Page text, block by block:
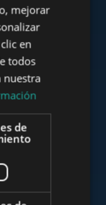
HUNGARIAN
FRENCH
SPANISH
RUSSIAN
mejorar
en
todos
nuestra
de